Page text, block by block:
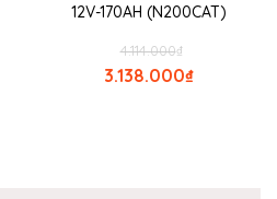
12V-170AH (N200CAT)
₫
4.114.000
₫
3.138.000